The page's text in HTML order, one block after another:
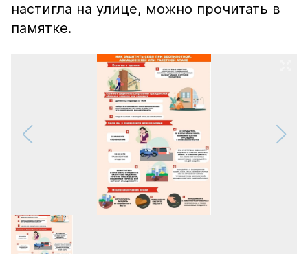
настигла на улице, можно прочитать в
памятке.